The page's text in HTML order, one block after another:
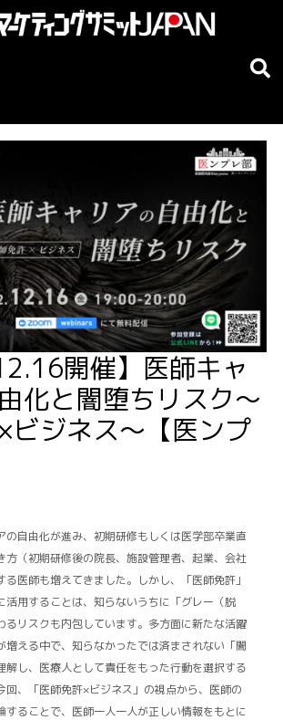
開催】医師キャ
化と闇堕ちリスク〜
ビジネス〜【医ンプ
の自由化が進み、初期研修もしくは医学部卒業直
方（初期研修後の院長、施設管理者、起業、会社
医師も増えてきました。しかし、「医師免許」
活用することは、知らないうちに「グレー（脱
るリスクも内包しています。多方面に新たな活躍
増える中で、知らなかったでは済まされない「闇
解し、医療人として責任をもった行動を選択する
回、「医師免許×ビジネス」の視点から、医師の
することで、医師一人一人が正しい情報をもとに